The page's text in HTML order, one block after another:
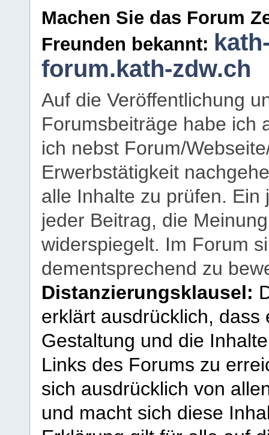
Machen Sie das Forum
Freunden bekannt:
forum.kath-zdw.ch
Auf die Veröffentlichung
Forumsbeiträge habe ich
ich nebst Forum/
Erwerbstätigkeit
alle Inhalte zu prüfen.
jeder Beitrag, die
widerspiegelt. Im Forum
dementsprechend zu
Distanzierungsklausel:
erklärt ausdrücklich,
Gestaltung und die
Links des Forums zu
sich ausdrücklich von
und macht sich diese